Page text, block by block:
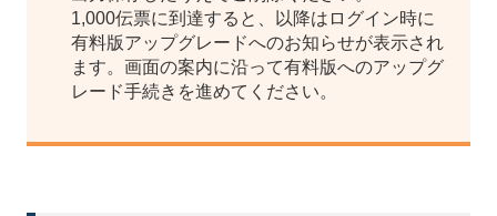
1,000伝票に到達すると、以降はログイン時に
有料版アップグレードへのお知らせが表示され
ます。画面の案内に沿って有料版へのアップグ
レード手続きを進めてください。